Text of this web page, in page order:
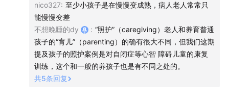
本期推荐
安孟竹 等主讲《良善照护如何可能》（点击图片了解详
nico327: 至少小孩子是在慢慢变成熟，病人老人常常只
能慢慢变差
不想晚睡的dy
: “照护”（caregiving）老人和养育普通
孩子的“育儿”（parenting）的确有很大不同，但我们这期
提及孩子的照护案例是对自闭症等心智 障碍儿童的康复
训练，这个和一般的养孩子也是有不同之处的。
共5条回复